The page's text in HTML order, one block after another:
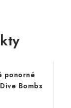
ponorné
Bombs